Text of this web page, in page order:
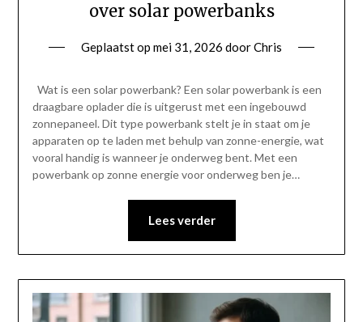
over solar powerbanks
Geplaatst op mei 31, 2026 doorChris
Wat is een solar powerbank? Een solar powerbank is een
draagbare oplader die is uitgerust met een ingebouwd
zonnepaneel. Dit type powerbank stelt je in staat om je
apparaten op te laden met behulp van zonne-energie, wat
vooral handig is wanneer je onderweg bent. Met een
powerbank op zonne energie voor onderweg ben je…
Lees verder